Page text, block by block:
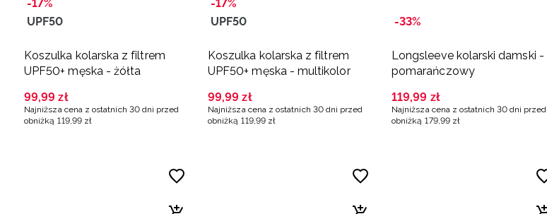
-17%
UPF50
Koszulka kolarska z filtrem
UPF50+ męska - żółta
99,99 zł
Najniższa cena z ostatnich 30 dni przed
obniżką 119,99 zł
-17%
UPF50
Koszulka kolarska z filtrem
UPF50+ męska - multikolor
99,99 zł
Najniższa cena z ostatnich 30 dni przed
obniżką 119,99 zł
-33%
Longsleeve kolarski damski -
pomarańczowy
119,99 zł
Najniższa cena z ostatnich 30 dni przed
obniżką 179,99 zł